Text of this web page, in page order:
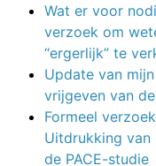
Wat er voor
verzoek om
“ergerlijk” te
Update van
vrijgeven van
Formeel
Uitdrukking
de PACE-studie